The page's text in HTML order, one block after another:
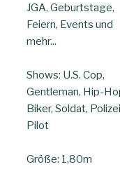
JGA, Geburtstage,
Feiern, Events und
mehr...
Shows: U.S. Cop,
Gentleman, Hip-
Biker, Soldat,
Pilot
Größe: 1,80m